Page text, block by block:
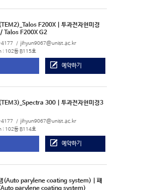
F200X | 투과전자현미경
/ Talos F200X G2
jihyun9067@unist.ac.kr
102동 B115호
예약하기
300 | 투과전자현미경3
jihyun9067@unist.ac.kr
102동 B114호
예약하기
(Auto parylene coating system) | 패
parylene coating system)